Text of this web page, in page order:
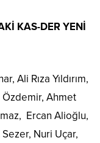
KAS-DER YENİ
Ali Rıza Yıldırım,
Özdemir, Ahmet
Ercan Alioğlu,
Nuri Uçar,